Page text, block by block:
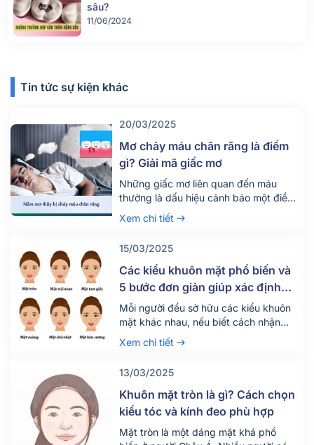
sâu?
11/06/2024
Tin tức sự kiện khác
20/03/2025
Mơ chảy máu chân răng là điềm
gì? Giải mã giấc mơ
Những giấc mơ liên quan đến máu
thường là dấu hiệu cảnh báo một điềm
tốt đẹp hoặc xui xẻo có thể xảy ra ở
hiện thực. Vậy mơ chảy máu chân
Xem chi tiết
15/03/2025
Các kiểu khuôn mặt phổ biến và
5 bước đơn giản giúp xác định
hình dạng khuôn mặt
Mỗi người đều sở hữu các kiểu khuôn
mặt khác nhau, nếu biết cách nhận
diện đúng các loại mặt sẽ giúp chúng
ta có thể nhận thức được những ưu,
viết ngày hôm nay, chúng ta sẽ cùng
Nha khoa Parkway đi tìm hiểu cách
xác định […]
Xem chi tiết
13/03/2025
Khuôn mặt tròn là gì? Cách chọn
kiểu tóc và kính đeo phù hợp
Mặt tròn là một dáng mặt khá phổ